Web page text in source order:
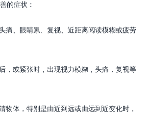
的症状：
痛、眼睛累、复视、近距离阅读模糊或疲劳
，或紧张时，出现视力模糊，头痛，复视等
物体，特别是由近到远或由远到近变化时，